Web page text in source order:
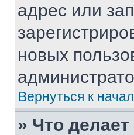
адрес или
новых
Вернуться к
» Что